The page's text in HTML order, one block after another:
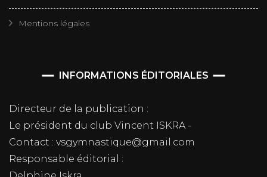
Mentions légales
INFORMATIONS ÉDITORIALES
Directeur de la publication :
Le président du club Vincent ISKRA -
Contact : vsgymnastique@gmail.com
Responsable éditorial :